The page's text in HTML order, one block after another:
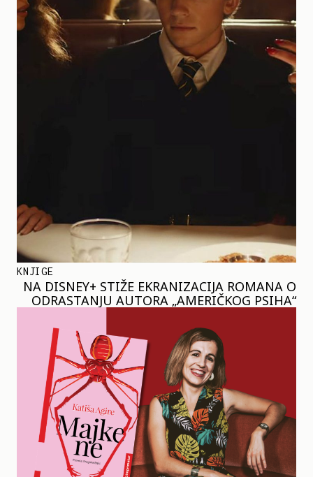
KNJIGE
NA DISNEY+ STIŽE EKRANIZACIJA ROMANA O
ODRASTANJU AUTORA „AMERIČKOG PSIHA“